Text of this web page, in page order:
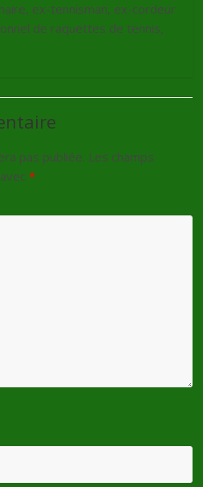
ex-tennisman, ex-cordeur
de raquettes de tennis,
pas publiée. Les champs
*